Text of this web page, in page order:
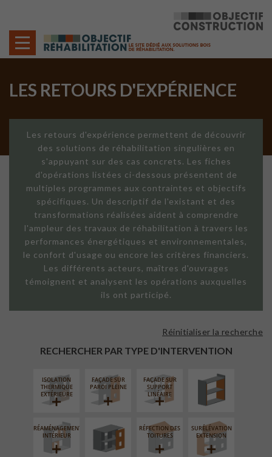
LES RETOURS D'EXPÉRIENCE
Les retours d'expérience permettent de découvrir
des solutions de réhabilitation singulières en
s'appuyant sur des cas concrets. Les fiches
d'opérations listées ci-dessous présentent de
multiples programmes aux contraintes et objectifs
spécifiques. Un descriptif de l'existant et des
transformations réalisées aident à comprendre
l'ampleur des travaux de réhabilitation à travers les
performances énergétiques et environnementales,
le confort d'usage ou encore les critères financiers.
Les différents acteurs, maîtres d'ouvrages
témoignent et analysent les opérations auxquelles
ils ont participé.
RECHERCHER PAR TYPE D'INTERVENTION
Réinitialiser la recherche
ISOLATION
THERMIQUE
EXTÉRIEURE
FAÇADE SUR
PAROI PLEINE
FAÇADE SUR
SUPPORT
LINÉAIRE
ISOLATION
INTÉRIEURE
RÉAMÉNAGEMENT
INTÉRIEUR
FERMETURE
LOGGIAS
RÉFECTION DES
TOITURES
SURÉLÉVATION
EXTENSION
AMÉNAGEMENT
EXTÉRIEUR
PROCÉDÉ
PARTICULIER